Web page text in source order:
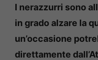
I nerazzurri sono
in grado alzare la
un’occasione
direttamente